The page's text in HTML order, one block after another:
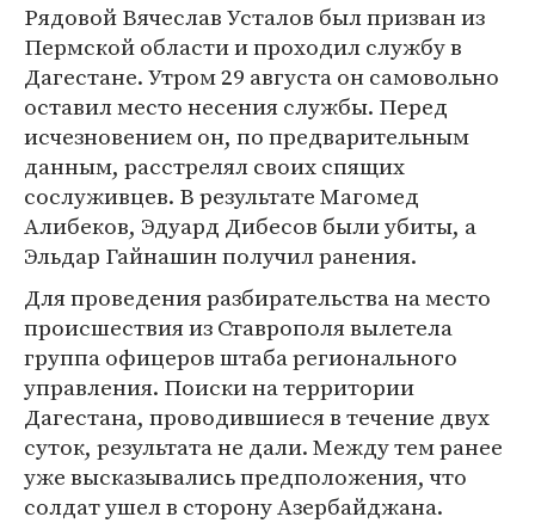
Рядовой Вячеслав Усталов был призван из
Пермской области и проходил службу в
Дагестане. Утром 29 августа он самовольно
оставил место несения службы. Перед
исчезновением он, по предварительным
данным, расстрелял своих спящих
сослуживцев. В результате Магомед
Алибеков, Эдуард Дибесов были убиты, а
Эльдар Гайнашин получил ранения.
Для проведения разбирательства на место
происшествия из Ставрополя вылетела
группа офицеров штаба регионального
управления. Поиски на территории
Дагестана, проводившиеся в течение двух
суток, результата не дали. Между тем ранее
уже высказывались предположения, что
солдат ушел в сторону Азербайджана.